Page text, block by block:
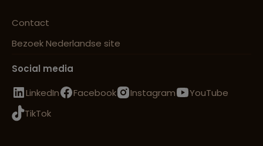
Contact
Bezoek Nederlandse site
Social media
LinkedIn
Facebook Instagram
YouTube
TikTok